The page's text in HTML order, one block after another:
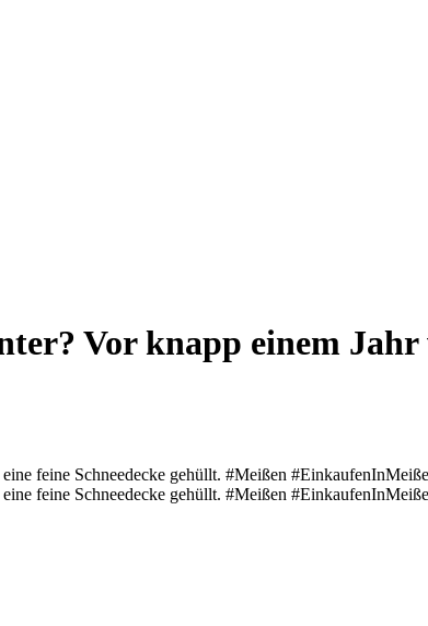
Vor knapp einem
feine Schneedecke gehüllt. #Meißen
feine Schneedecke gehüllt. #Meißen